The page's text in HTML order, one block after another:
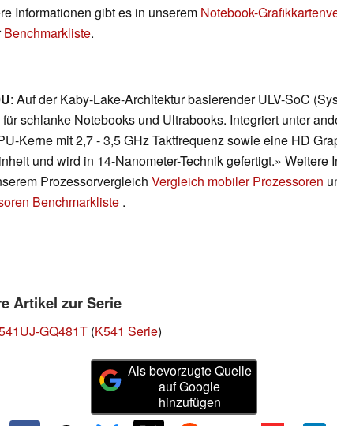
Informationen gibt es in unserem Notebook-
Benchmarkliste.
: Auf der Kaby-Lake-Architektur basierender ULV-SoC
schlanke Notebooks und Ultrabooks. Integriert unter
Kerne mit 2,7 - 3,5 GHz Taktfrequenz sowie eine HD
und wird in 14-Nanometer-Technik gefertigt.» Weitere
Prozessorvergleich Vergleich mobiler Prozessoren
Benchmarkliste .
Artikel zur Serie
GQ481T (K541 Serie)
Als bevorzugte Quelle
auf Google
hinzufügen